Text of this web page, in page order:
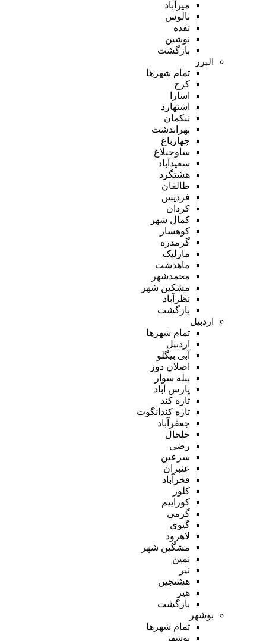
میرآباد
نالوس
نقده
نوشین
بازگشت
البرز
تمام شهر‌ها
کرج
اسارا
اشتهارد
تنکمان
تهراندشت
چهارباغ
ساوجبلاغ
سعیدآباد
هشتگرد
طالقان
فردیس
کردان
کمال شهر
کوهسار
گرمدره
مارلیک
ماهدشت
محمدشهر
مشکین شهر
نظرآباد
بازگشت
اردبیل
تمام شهر‌ها
اردبیل
آبی بیگلو
اصلان دوز
بیله سوار
پارس آباد
تازه کند
تازه کندانگوت
جعفرآباد
خلخال
رضی
سرعین
عنبران
فخرآباد
کلور
کوراییم
گرمی
گیوی
لاهرود
مشگین شهر
نمین
نیر
هشتجین
هیر
بازگشت
بوشهر
تمام شهر‌ها
بوشهر